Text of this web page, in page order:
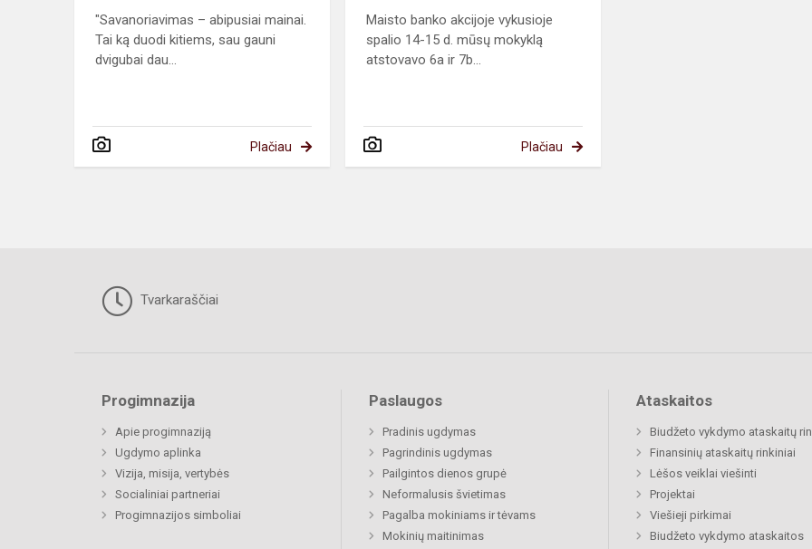
"Savanoriavimas – abipusiai mainai.
Tai ką duodi kitiems, sau gauni
dvigubai dau...
Plačiau
Maisto banko akcijoje vykusioje
spalio 14-15 d. mūsų mokyklą
atstovavo 6a ir 7b...
Plačiau
Tvarkaraščiai
Progimnazija
Apie progimnaziją
Ugdymo aplinka
Vizija, misija, vertybės
Socialiniai partneriai
Progimnazijos simboliai
Paslaugos
Pradinis ugdymas
Pagrindinis ugdymas
Pailgintos dienos grupė
Neformalusis švietimas
Pagalba mokiniams ir tėvams
Mokinių maitinimas
Ataskaitos
Biudžeto vykdymo ataskaitų
Finansinių ataskaitų rinkiniai
Lėšos veiklai viešinti
Projektai
Viešieji pirkimai
Biudžeto vykdymo ataskaitos